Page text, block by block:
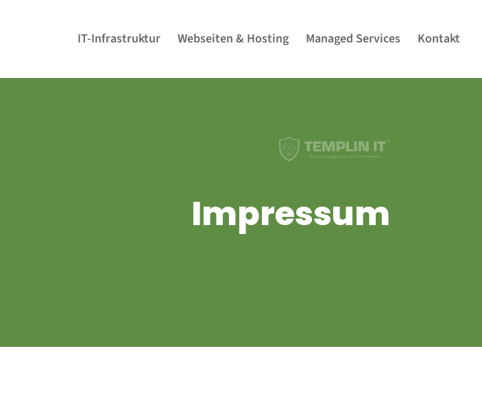
IT-Infrastruktur Webseiten & Hosting Managed Services Kontakt
Impressum